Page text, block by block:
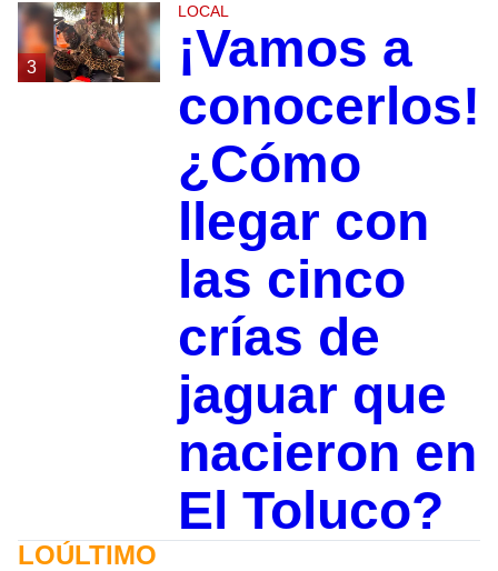
3
LOCAL
¡Vamos a
conocerlos!
¿Cómo
llegar con
las cinco
crías de
jaguar que
nacieron en
El Toluco?
LOÚLTIMO